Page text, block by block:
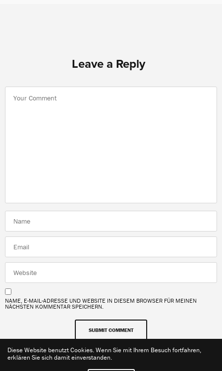
Leave a Reply
NAME, E-MAIL-ADRESSE UND WEBSITE IN DIESEM BROWSER FÜR MEINEN
NÄCHSTEN KOMMENTAR SPEICHERN.
Diese Website benutzt Cookies. Wenn Sie mit Ihrem Besuch fortfahren,
erklären Sie sich damit einverstanden.